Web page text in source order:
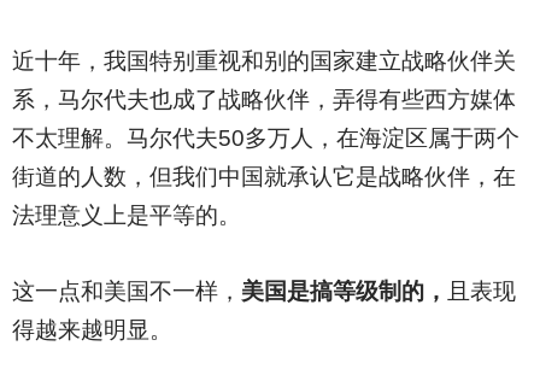
近十年，我国特别重视和别的国家建立战略伙伴关
系，马尔代夫也成了战略伙伴，弄得有些西方媒体
不太理解。马尔代夫50多万人，在海淀区属于两个
街道的人数，但我们中国就承认它是战略伙伴，在
法理意义上是平等的。
这一点和美国不一样， 美国是搞等级制的， 且表现
得越来越明显。